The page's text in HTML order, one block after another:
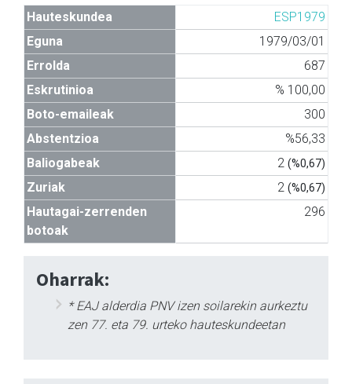
Hauteskundea
ESP1979
Eguna
1979/03/01
Errolda
687
Eskrutinioa
% 100,00
Boto-emaileak
300
Abstentzioa
%56,33
Baliogabeak
2 (%0,67)
Zuriak 2 (%0,67)
Hautagai-zerrenden
botoak
296
Oharrak:
* EAJ alderdia PNV izen soilarekin aurkeztu
zen 77. eta 79. urteko hauteskundeetan